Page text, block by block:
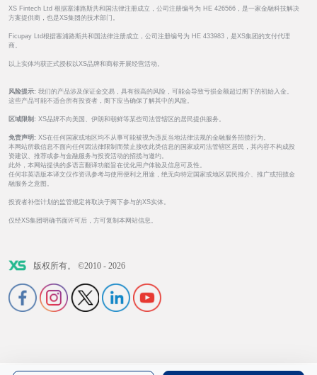
XS Fintech Ltd 根据塞浦路斯共和国法律注册成立，公司注册编号为 HE 426566，是一家金融科技解决
方案提供商，也是XS集团的技术部门。
Ficupay Ltd根据塞浦路斯共和国法律注册成立，公司注册编号为 HE 433983，是XS集团的支付代理
商。
以上实体均获正式授权以XS品牌和商标开展经营活动。
风险提示: 我们的产品涉及保证金交易，具有很高的风险，可能会导致亏损金额超过阁下的初始入金。
这些产品可能不适合所有投资者，阁下应当确保了解其中的风险。
区域限制: XS品牌不向美国、伊朗和朝鲜等某些司法管辖区的居民提供服务。
免责声明: XS在任何国家或地区均不从事可能被视为违反当地法律法规的金融服务招揽行为。
本网站所载信息不面向任何因法律限制而禁止接收此类信息的国家或司法管辖区居民，其内容不构成投
资建议、推荐或参与金融服务与投资活动的招揽与邀约。
此外，本网站提供的多语言翻译功能旨在优化用户体验及信息可及性。
任何非英语版本译文仅作资讯参考与使用便利之用途，绝无向特定国家或地区居民推介、推广或招揽金
融服务之意图。
投资者补偿计划的监管规定将取决于阁下参与的XS实体。
仅经XS集团明确书面许可后，方可复制本网站信息。
版权所有。 ©2010 - 2026